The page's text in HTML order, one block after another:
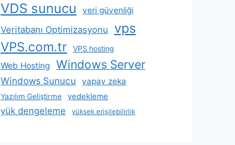
VDS sunucu
veri güvenliği
Veritabanı Optimizasyonu vps
VPS.com.tr VPS hosting
Web Hosting Windows Server
Windows Sunucu yapay zeka
Yazılım Geliştirme yedekleme
yük dengeleme yüksek erişilebilirlik